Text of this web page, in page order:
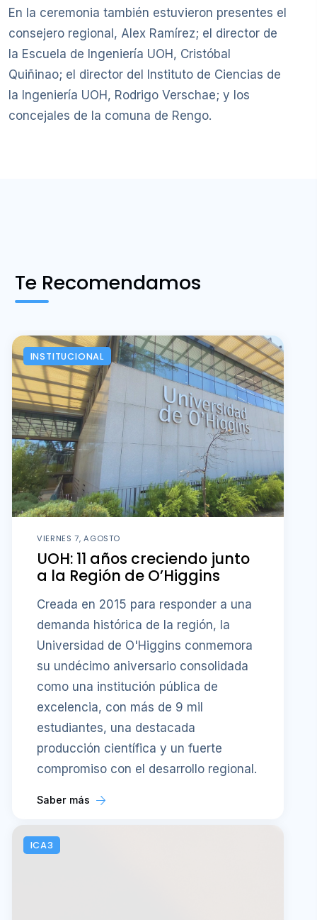
En la ceremonia también estuvieron presentes el
consejero regional, Alex Ramírez; el director de
la Escuela de Ingeniería UOH, Cristóbal
Quiñinao; el director del Instituto de Ciencias de
la Ingeniería UOH, Rodrigo Verschae; y los
concejales de la comuna de Rengo.
Te Recomendamos
INSTITUCIONAL
VIERNES 7, AGOSTO
UOH: 11 años creciendo junto
a la Región de O’Higgins
Creada en 2015 para responder a una
demanda histórica de la región, la
Universidad de O'Higgins conmemora
su undécimo aniversario consolidada
como una institución pública de
excelencia, con más de 9 mil
estudiantes, una destacada
producción científica y un fuerte
compromiso con el desarrollo regional.
Saber más
ICA3